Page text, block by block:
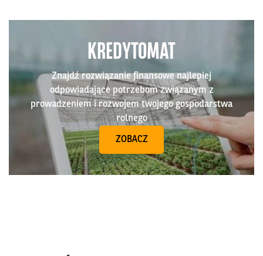
KREDYTOMAT
Znajdź rozwiązanie finansowe najlepiej
odpowiadające potrzebom związanym z
prowadzeniem i rozwojem twojego gospodarstwa
rolnego
ZOBACZ